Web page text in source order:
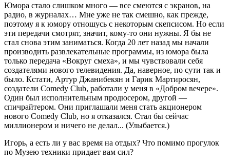
Юмора стало слишком много — все смеются с экранов, на
радио, в журналах… Мне уже не так смешно, как прежде,
поэтому я к юмору отношусь с некоторым скепсисом. Но если
эти передачи смотрят, значит, кому-то они нужны. Я бы не
стал снова этим заниматься. Когда 20 лет назад мы начали
производить развлекательные программы, из юмора была
только передача «Вокруг смеха», и мы чувствовали себя
создателями нового телевидения. Да, наверное, по сути так и
было. Кстати, Артур Джанибекян и Гарик Мартиросян,
создатели Comedy Club, работали у меня в «Добром вечере».
Один был исполнительным продюсером, другой —
спичрайтером. Они приглашали меня стать акционером
нового Comedy Club, но я отказался. Стал бы сейчас
миллионером и ничего не делал... (Улыбается.)
Игорь, а есть ли у вас время на отдых? Что помимо прогулок
по Музею техники придает вам сил?